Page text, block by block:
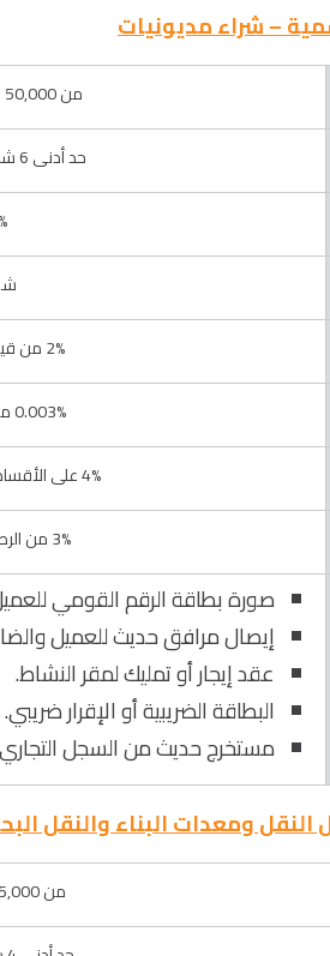
من 50,000 والحد الأقصى 500,000
حد أدنى 6 شهور و حد اقصى 60 شهر
2% من قيمة التمويل الممنوح
0.003% من قيمة أصل التمويل
4% على الأقساط المتأخرة بحد أدني 50 جم
3% من الرصيد القائم وقت السداد
صورة بطاقة الرقم القومي
إيصال مرافق حديث للعميل
عقد إيجار أو تمليك لمقر النشاط.
البطاقة الضريبية أو الإقرار ضريبي.
مستخرج حديث من السجل التجاري
من 5,000 والحد الأقصى 300,000